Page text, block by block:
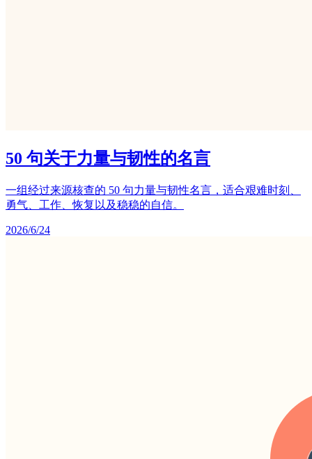
50 句关于力量与韧性的名言
一组经过来源核查的 50 句力量与韧性名言，适合艰难时刻、
勇气、工作、恢复以及稳稳的自信。
2026/6/24